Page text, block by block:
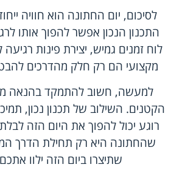
לסיכום, יום החתונה הוא חוויה
התכנון הנכון אפשר להפוך אותו
לוח זמנים גמיש, יצירת פינות
מקצועי הם רק חלק מהדרכים
למעשה, חשוב להתמקד בהנאה
הקטנים. השילוב של תכנון נכון,
רוגע יכול להפוך את היום הזה
שהחתונה היא רק תחילת הדרך
שתיצרו ביום הזה ילוו